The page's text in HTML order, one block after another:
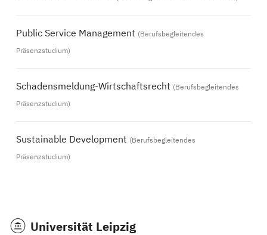
Public Service Management (Berufsbegleitendes
Präsenzstudium)
Schadensmeldung-Wirtschaftsrecht (Berufsbegleitendes
Präsenzstudium)
Sustainable Development (Berufsbegleitendes
Präsenzstudium)
Universität Leipzig